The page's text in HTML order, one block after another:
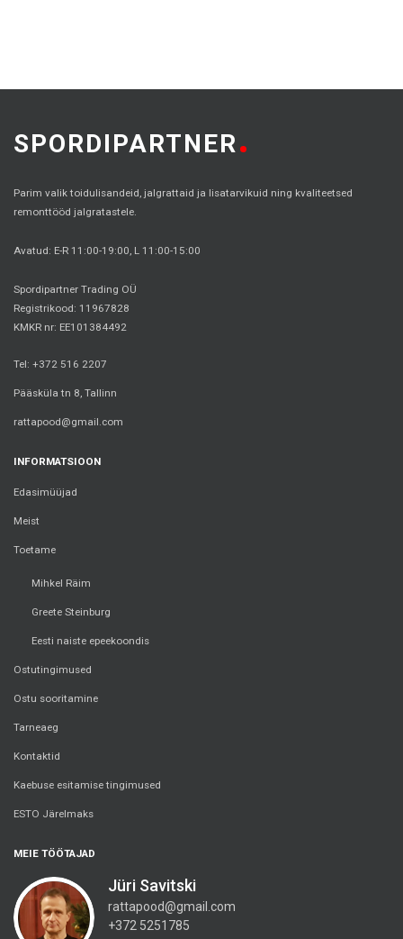
SPORDIPARTNER
Parim valik toidulisandeid, jalgrattaid ja lisatarvikuid ning kvaliteetsed
remonttööd jalgratastele.
Avatud: E-R 11:00-19:00, L 11:00-15:00
Spordipartner Trading OÜ
Registrikood: 11967828
KMKR nr: EE101384492
Tel: +372 516 2207
Pääsküla tn 8, Tallinn
rattapood@gmail.com
INFORMATSIOON
Edasimüüjad
Meist
Toetame
Mihkel Räim
Greete Steinburg
Eesti naiste epeekoondis
Ostutingimused
Ostu sooritamine
Tarneaeg
Kontaktid
Kaebuse esitamise tingimused
ESTO Järelmaks
MEIE TÖÖTAJAD
Jüri Savitski
rattapood@gmail.com
+372 5251785